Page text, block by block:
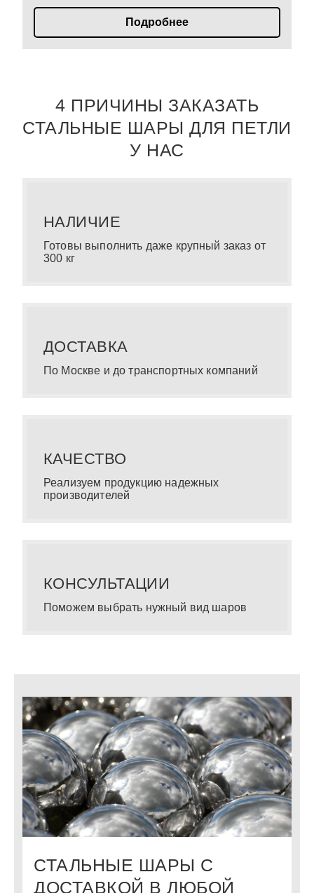
Подробнее
4 ПРИЧИНЫ ЗАКАЗАТЬ
СТАЛЬНЫЕ ШАРЫ ДЛЯ ПЕТЛИ
У НАС
НАЛИЧИЕ
Готовы выполнить даже крупный заказ от
300 кг
ДОСТАВКА
По Москве и до транспортных компаний
КАЧЕСТВО
Реализуем продукцию надежных
производителей
КОНСУЛЬТАЦИИ
Поможем выбрать нужный вид шаров
СТАЛЬНЫЕ ШАРЫ С
ДОСТАВКОЙ В ЛЮБОЙ